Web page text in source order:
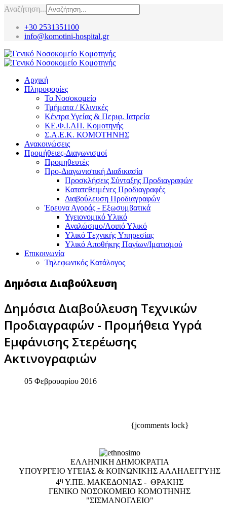
Αναζήτηση...
+30 2531351100
info@komotini-hospital.gr
Αρχική
Πληροφορίες
Το Νοσοκομείο
Τμήματα / Κλινικές
Κέντρα Υγείας & Περιφ. Ιατρεία
ΚΕ.Φ.Ι.ΑΠ. Κομοτηνής
Σ.Α.Ε.Κ. ΚΟΜΟΤΗΝΗΣ
Ανακοινώσεις
Προμήθειες-Διαγωνισμοί
Προμηθευτές
Προ-Διαγωνιστική Διαδικασία
Προσκλήσεις Σύνταξης Προδιαγραφών
Κατατεθειμένες Προδιαγραφές
Διαβούλευση Προδιαγραφών
Έρευνα Αγοράς - Εξωσυμβατικά
Υγειονομικό Υλικό
Αναλώσιμο/Λοιπό Υλικό
Υλικό Tεχνικής Yπηρεσίας
Υλικό Αποθήκης Παγίων/Ιματισμού
Επικοινωνία
Τηλεφωνικός Κατάλογος
Δημόσια Διαβούλευση
Δημόσια Διαβούλευση Τεχνικών
Προδιαγραφών - Προμήθεια Υγρά
Εμφάνισης Στερέωσης
Ακτινογραφιών
05 Φεβρουαρίου 2016
{jcomments lock}
ΕΛΛΗΝΙΚΗ ΔΗΜΟΚΡΑΤΙΑ
ΥΠΟΥΡΓΕΙΟ ΥΓΕΙΑΣ & ΚΟΙΝΩΝΙΚΗΣ ΑΛΛΗΛΕΓΓΥΗΣ
4η Υ.ΠΕ. ΜΑΚΕΔΟΝΙΑΣ - ΘΡΑΚΗΣ
ΓΕΝΙΚΟ NΟΣΟΚΟΜΕΙΟ ΚΟΜΟΤΗΝΗΣ
"ΣΙΣΜΑΝΟΓΛΕΙΟ"